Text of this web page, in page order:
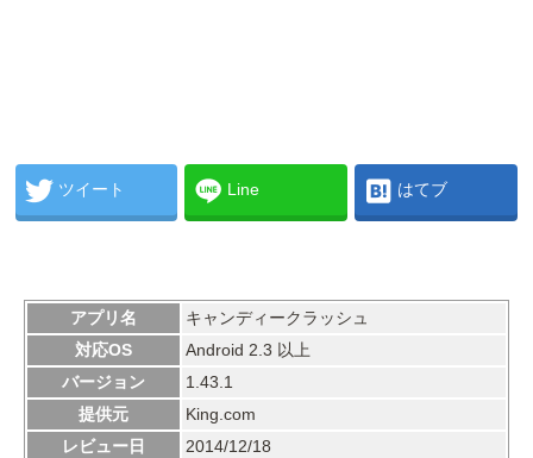
ツイート Line はてブ
アプリ名
キャンディークラッシュ
対応OS
Android 2.3 以上
バージョン
1.43.1
提供元
King.com
レビュー日
2014/12/18